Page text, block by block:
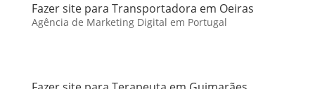
Fazer site para Transportadora em Oeiras
Agência de Marketing Digital em Portugal